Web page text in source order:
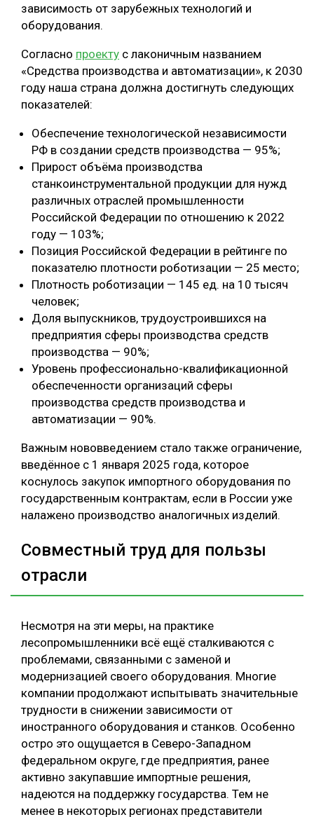
зависимость от зарубежных технологий и
оборудования.
Согласно проекту с лаконичным названием
«Средства производства и автоматизации», к 2030
году наша страна должна достигнуть следующих
показателей:
Обеспечение технологической независимости
РФ в создании средств производства — 95%;
Прирост объёма производства
станкоинструментальной продукции для нужд
различных отраслей промышленности
Российской Федерации по отношению к 2022
году — 103%;
Позиция Российской Федерации в рейтинге по
показателю плотности роботизации — 25 место;
Плотность роботизации — 145 ед. на 10 тысяч
человек;
Доля выпускников, трудоустроившихся на
предприятия сферы производства средств
производства — 90%;
Уровень профессионально-квалификационной
обеспеченности организаций сферы
производства средств производства и
автоматизации — 90%.
Важным нововведением стало также ограничение,
введённое с 1 января 2025 года, которое
коснулось закупок импортного оборудования по
государственным контрактам, если в России уже
налажено производство аналогичных изделий.
Совместный труд для пользы
отрасли
Несмотря на эти меры, на практике
лесопромышленники всё ещё сталкиваются с
проблемами, связанными с заменой и
модернизацией своего оборудования. Многие
компании продолжают испытывать значительные
трудности в снижении зависимости от
иностранного оборудования и станков. Особенно
остро это ощущается в Северо-Западном
федеральном округе, где предприятия, ранее
активно закупавшие импортные решения,
надеются на поддержку государства. Тем не
менее в некоторых регионах представители